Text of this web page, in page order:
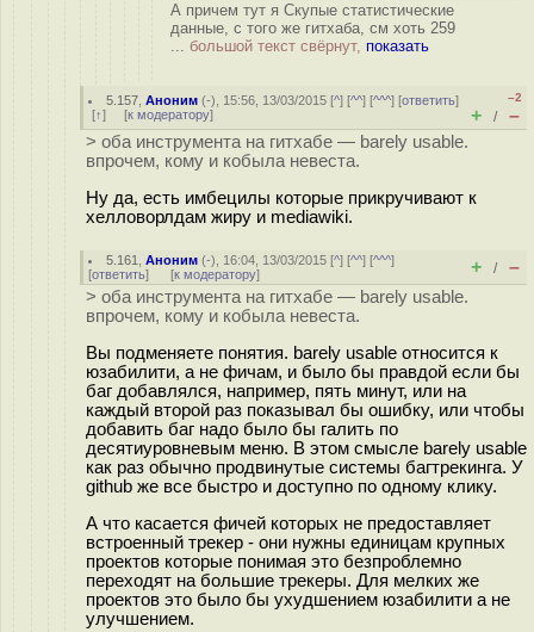
А причем тут я Скупые статистические
данные, с того же гитхаба, см хоть 259
... большой текст свёрнут, показать
5.157 ,Аноним (-), 15:56, 13/03/2015 [^] [^^] [^^^] [ответить]
[↑] [к модератору]
–2
+ / –
> оба инструмента на гитхабе — barely usable.
впрочем, кому и кобыла невеста.
Ну да, есть имбецилы которые прикручивают к
хелловорлдам жиру и mediawiki.
5.161 ,Аноним (-), 16:04, 13/03/2015 [^] [^^] [^^^]
[ответить] [к модератору] + / –
> оба инструмента на гитхабе — barely usable.
впрочем, кому и кобыла невеста.
Вы подменяете понятия. barely usable относится к
юзабилити, а не фичам, и было бы правдой если бы
баг добавлялся, например, пять минут, или на
каждый второй раз показывал бы ошибку, или чтобы
добавить баг надо было бы галить по
десятиуровневым меню. В этом смысле barely usable
как раз обычно продвинутые системы багтрекинга. У
github же все быстро и доступно по одному клику.
А что касается фичей которых не предоставляет
встроенный трекер - они нужны единицам крупных
проектов которые понимая это безпроблемно
переходят на большие трекеры. Для мелких же
проектов это было бы ухудшением юзабилити а не
улучшением.